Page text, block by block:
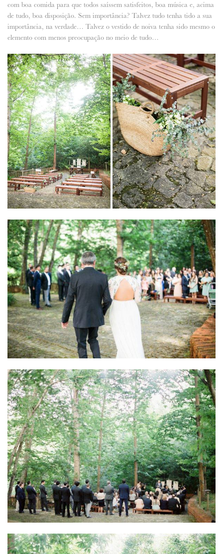
com boa comida para que todos saíssem satisfeitos, boa música e, acima
de tudo, boa disposição. Sem importância? Talvez tudo tenha tido a sua
importância, na verdade… Talvez o vestido de noiva tenha sido mesmo o
elemento com menos preocupação no meio de tudo…